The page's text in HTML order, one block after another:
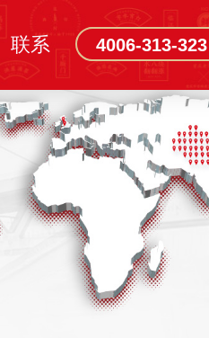
联系 4006-313-